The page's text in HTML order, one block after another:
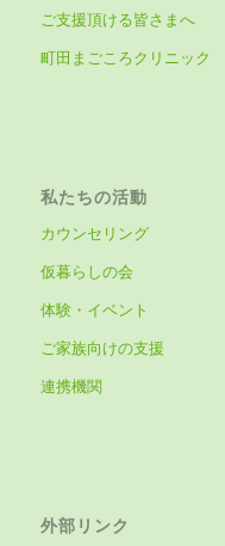
ご支援頂ける皆さまへ
町田まごころクリニック
私たちの活動
カウンセリング
仮暮らしの会
体験・イベント
ご家族向けの支援
連携機関
外部リンク